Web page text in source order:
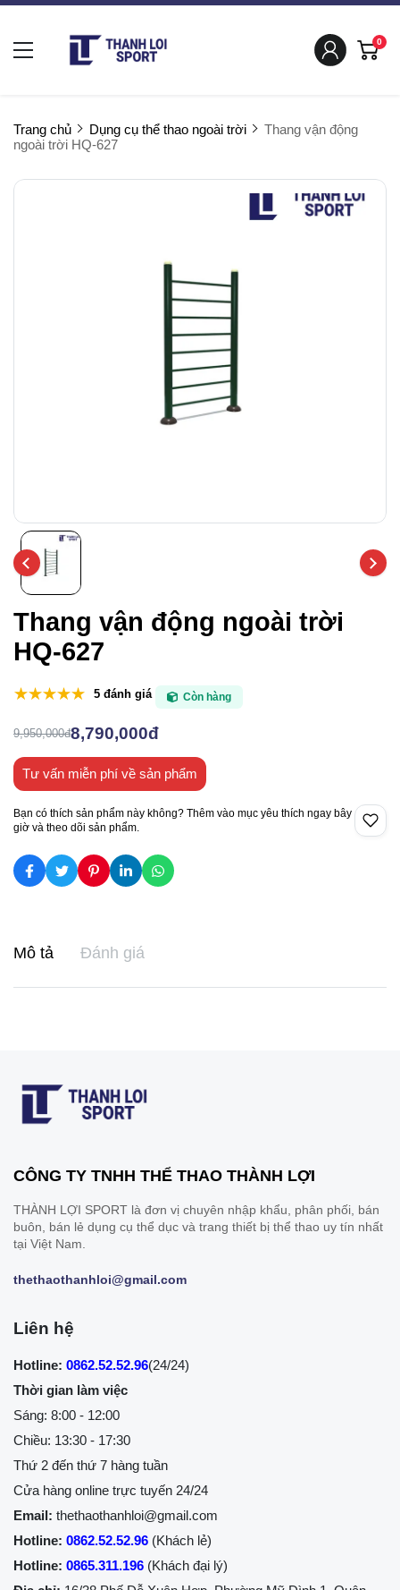
0
Trang chủ Dụng cụ thể thao ngoài trời
Thang vận động
ngoài trời HQ-627
Thang vận động ngoài trời
HQ-627
5 đánh giá Còn hàng
9,950,000đ8,790,000đ
Tư vấn miễn phí về sản phẩm
Bạn có thích sản phẩm này không? Thêm vào mục yêu thích ngay bây
giờ và theo dõi sản phẩm.
Mô tả Đánh giá
CÔNG TY TNHH THỂ THAO THÀNH LỢI
THÀNH LỢI SPORT là đơn vị chuyên nhập khẩu, phân phối, bán
buôn, bán lẻ dụng cụ thể dục và trang thiết bị thể thao uy tín nhất
tại Việt Nam.
thethaothanhloi@gmail.com
Liên hệ
Hotline: 0862.52.52.96(24/24)
Thời gian làm việc
Sáng: 8:00 - 12:00
Chiều: 13:30 - 17:30
Thứ 2 đến thứ 7 hàng tuần
Cửa hàng online trực tuyến 24/24
Email: thethaothanhloi@gmail.com
Hotline: 0862.52.52.96 (Khách lẻ)
Hotline: 0865.311.196 (Khách đại lý)